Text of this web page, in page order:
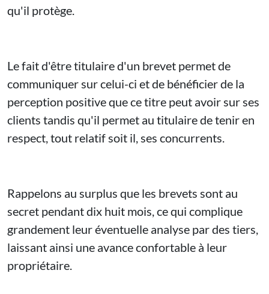
qu'il protège.
Le fait d'être titulaire d'un brevet permet de
communiquer sur celui-ci et de bénéficier de la
perception positive que ce titre peut avoir sur ses
clients tandis qu'il permet au titulaire de tenir en
respect, tout relatif soit il, ses concurrents.
Rappelons au surplus que les brevets sont au
secret pendant dix huit mois, ce qui complique
grandement leur éventuelle analyse par des tiers,
laissant ainsi une avance confortable à leur
propriétaire.